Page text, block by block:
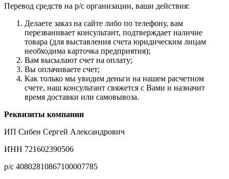
Перевод средств на р/с организации, ваши действия:
Делаете заказ на сайте либо по телефону, вам
перезванивает консультант, подтверждает наличие
товара (для выставления счета юридическим лицам
необходима карточка предприятия);
Вам высылают счет на оплату;
Вы оплачиваете счет;
Как только мы увидим деньги на нашем расчетном
счете, наш консультант свяжется с Вами и назначит
время доставки или самовывоза.
Реквизиты компании
ИП Сибен Сергей Александрович
ИНН 721602390506
р/с 40802810867100007785